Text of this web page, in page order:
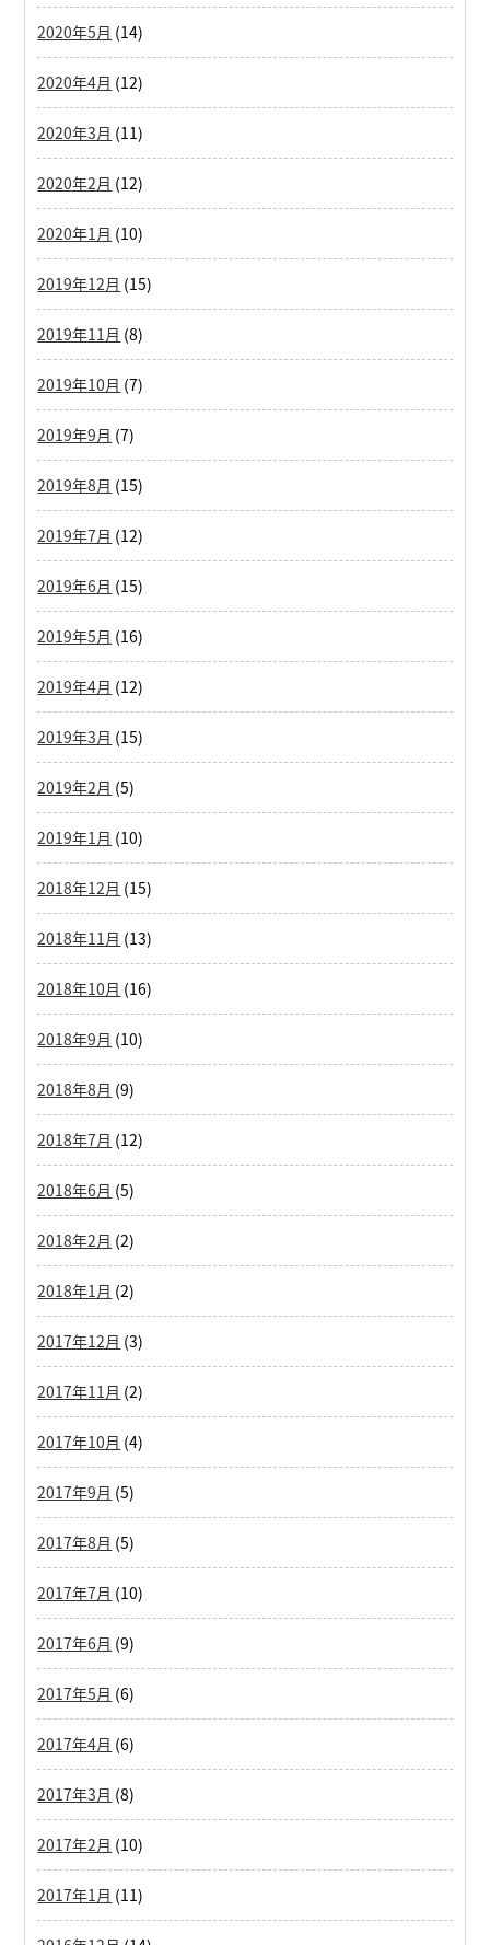
2020年5月 (14)
2020年4月 (12)
2020年3月 (11)
2020年2月 (12)
2020年1月 (10)
2019年12月 (15)
2019年11月 (8)
2019年10月 (7)
2019年9月 (7)
2019年8月 (15)
2019年7月 (12)
2019年6月 (15)
2019年5月 (16)
2019年4月 (12)
2019年3月 (15)
2019年2月 (5)
2019年1月 (10)
2018年12月 (15)
2018年11月 (13)
2018年10月 (16)
2018年9月 (10)
2018年8月 (9)
2018年7月 (12)
2018年6月 (5)
2018年2月 (2)
2018年1月 (2)
2017年12月 (3)
2017年11月 (2)
2017年10月 (4)
2017年9月 (5)
2017年8月 (5)
2017年7月 (10)
2017年6月 (9)
2017年5月 (6)
2017年4月 (6)
2017年3月 (8)
2017年2月 (10)
2017年1月 (11)